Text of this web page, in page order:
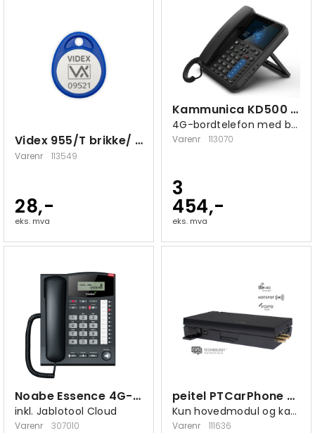
Videx 955/T brikke/ TAG
Varenr 113549
28,-
eks. mva
Kammunica KD500 4G-telefon, Android 11
4G-bordtelefon med berøringsskjerm
Varenr 113070
3
454,-
eks. mva
Noabe Essence 4G-bordtelefon
inkl. Jablotool Cloud
Varenr 307010
peitel PTCarPhone 6 TPU-enhet
Kun hovedmodul og kabelsett
Varenr 111636